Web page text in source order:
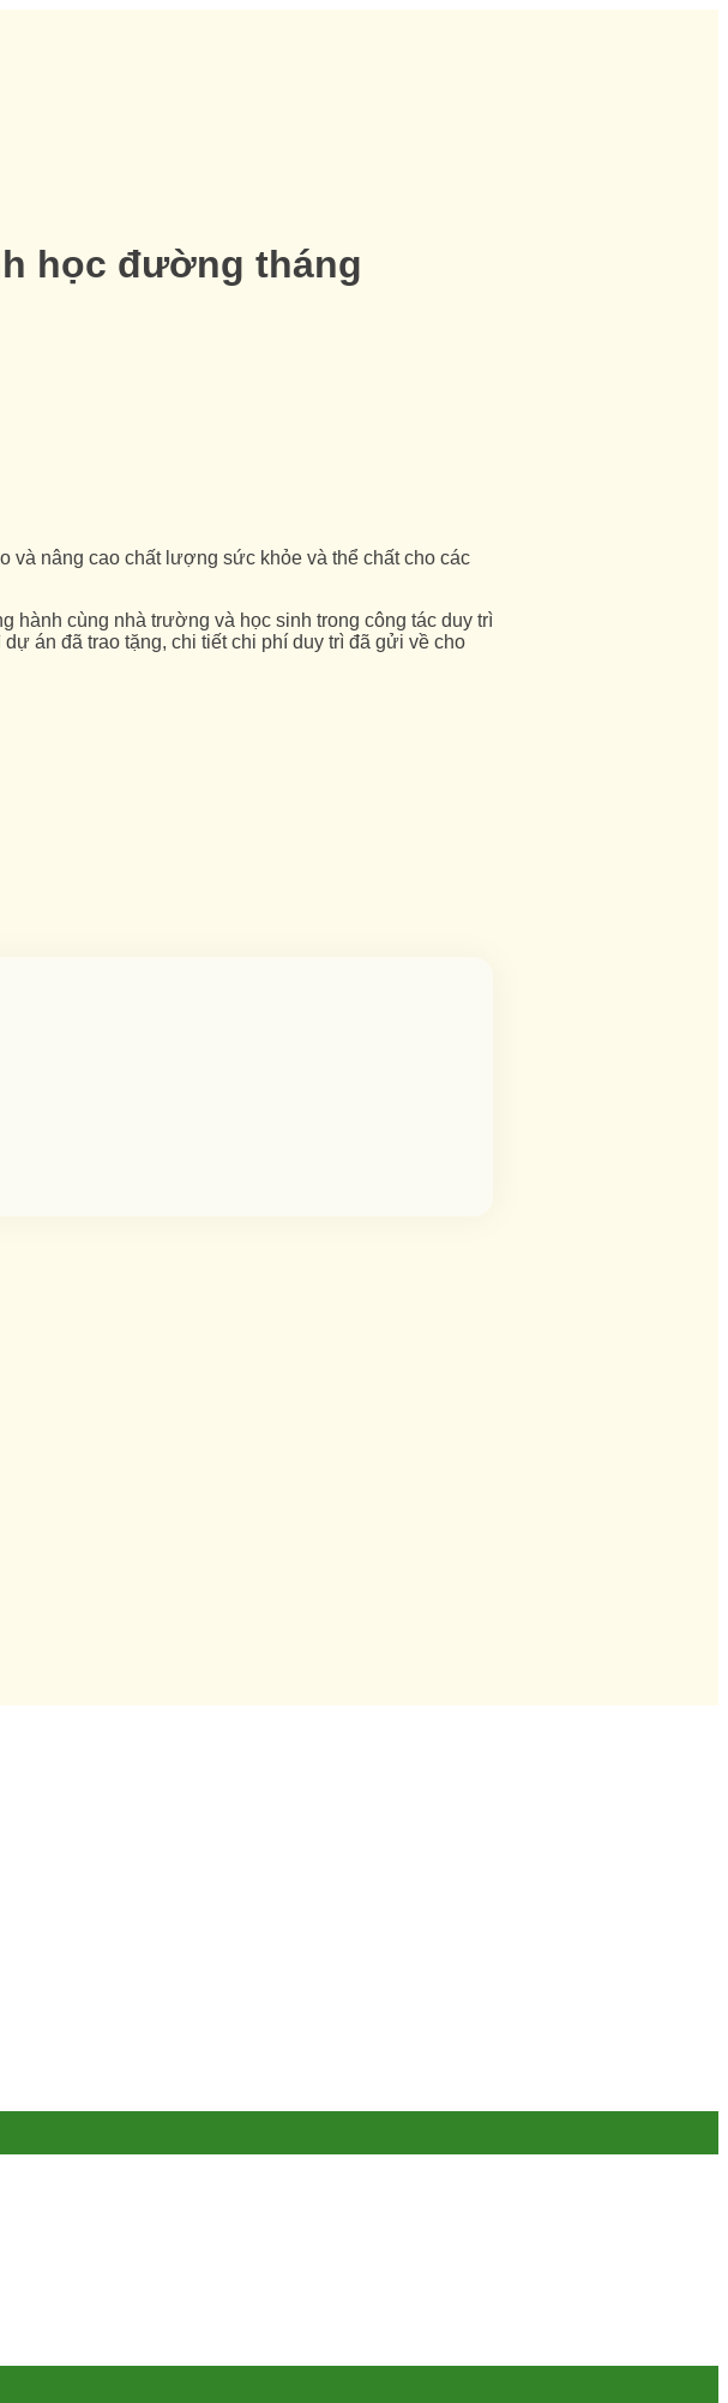
học đường tháng
nâng cao chất lượng sức khỏe và thể chất cho các
cùng nhà trường và học sinh trong công tác duy trì
án đã trao tặng, chi tiết chi phí duy trì đã gửi về cho